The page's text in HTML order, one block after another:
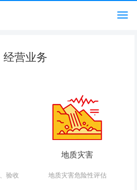
经营业务
验收
地质灾害
地质灾害危险性评估